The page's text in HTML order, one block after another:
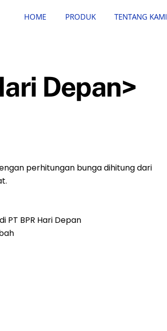
HOME PRODUK TENTANG KAMI
Depan>
perhitungan bunga dihitung dari
BPR Hari Depan